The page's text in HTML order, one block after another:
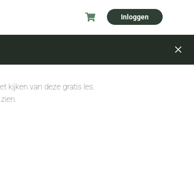
Inloggen
kijken van deze gratis les.